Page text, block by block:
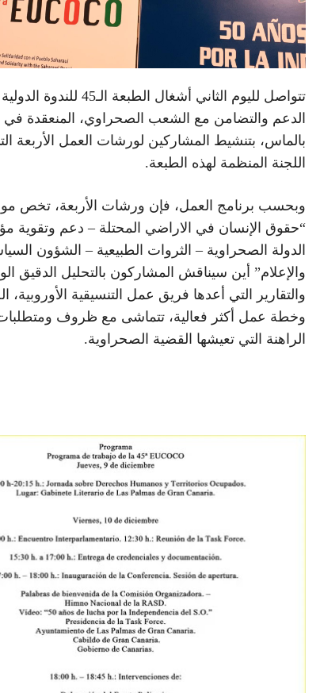
تتواصل لليوم الثاني أشغال الطبعة
الدعم والتضامن مع الشعب الصحراوي، المنعقدة
بالماس، بتنشيط المشاركين لورشات العمل الأربعة
اللجنة المنظمة لهذه الطبعة.
وبحسب برنامج العمل، فإن ورشات الأربعة، تخص
“حقوق الإنسان في الاراضي المحتلة – دعم وتقوية
الدولة الصحراوية – الثروات الطبيعية – الشؤون
والإعلام” أين سيناقش المشاركون بالتحليل الدقيق
والتقارير التي أعدها فريق عمل التنسيقية الأوروبية،
وخطة عمل أكثر فعالية، تتماشى مع ظروف
الراهنة التي تعيشها القضية الصحراوية.